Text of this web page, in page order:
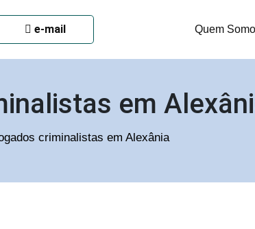
e-mail Quem
em
criminalistas em Alexânia